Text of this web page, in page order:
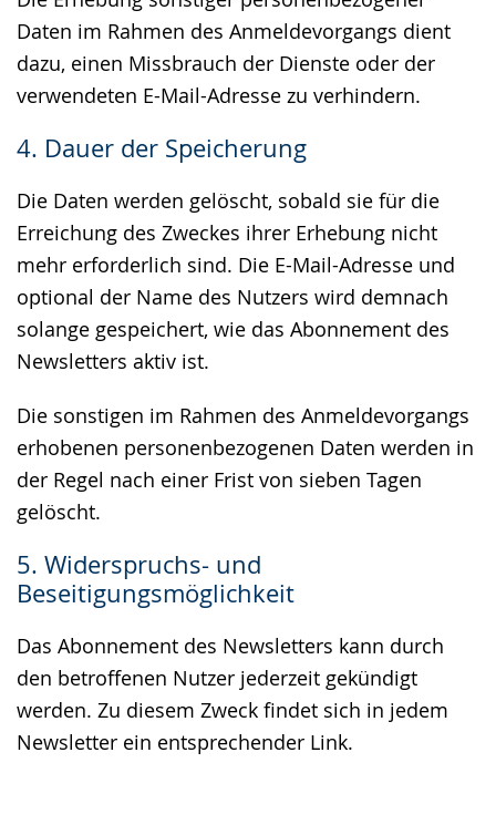
Daten im Rahmen des Anmeldevorgangs dient
dazu, einen Missbrauch der Dienste oder der
verwendeten E-Mail-Adresse zu verhindern.
4. Dauer der Speicherung
Die Daten werden gelöscht, sobald sie für die
Erreichung des Zweckes ihrer Erhebung nicht
mehr erforderlich sind. Die E-Mail-Adresse und
optional der Name des Nutzers wird demnach
solange gespeichert, wie das Abonnement des
Newsletters aktiv ist.
Die sonstigen im Rahmen des Anmeldevorgangs
erhobenen personenbezogenen Daten werden in
der Regel nach einer Frist von sieben Tagen
gelöscht.
5. Widerspruchs- und
Beseitigungsmöglichkeit
Das Abonnement des Newsletters kann durch
den betroffenen Nutzer jederzeit gekündigt
werden. Zu diesem Zweck findet sich in jedem
Newsletter ein entsprechender Link.